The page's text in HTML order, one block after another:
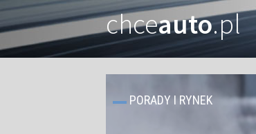
chceauto.pl
PORADY I RYNEK